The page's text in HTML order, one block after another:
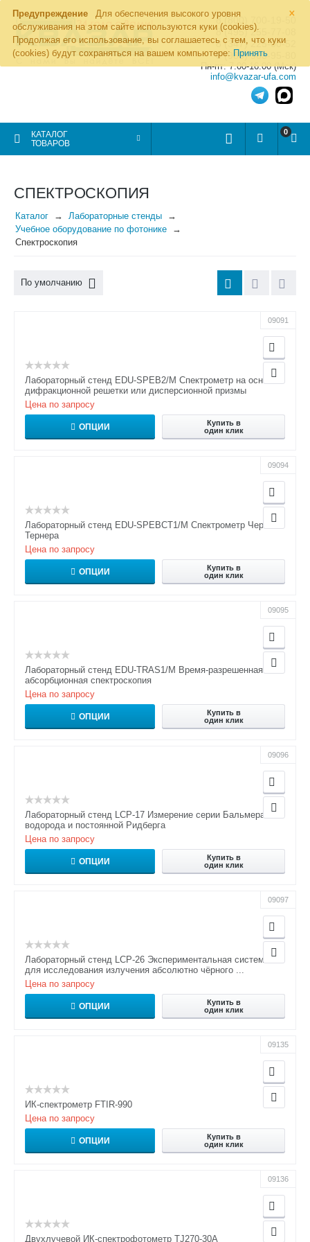
×
Предупреждение
Для обеспечения высокого уровня
обслуживания на этом сайте используются куки (cookies).
Продолжая его использование, вы соглашаетесь с тем, что куки
(cookies) будут сохраняться на вашем компьютере: Принять
8 (800) 700-19-50
8 (495) 255-77-08
8 (347) 225-00-52
8 (986) 963-95-80
Пн-пт: 7.00-16.00 (Мск)
info@kvazar-ufa.com
КАТАЛОГ
ТОВАРОВ
0
СПЕКТРОСКОПИЯ
Каталог
Лабораторные стенды
Учебное оборудование по фотонике
Спектроскопия
По умолчанию
09091
Лабораторный стенд EDU-SPEB2/M Спектрометр на основе
дифракционной решетки или дисперсионной призмы
Цена по запросу
ОПЦИИ
Купить в
один клик
09094
Лабораторный стенд EDU-SPEBCT1/M Спектрометр Черни-
Тернера
Цена по запросу
ОПЦИИ
Купить в
один клик
09095
Лабораторный стенд EDU-TRAS1/M Время-разрешенная
абсорбционная спектроскопия
Цена по запросу
ОПЦИИ
Купить в
один клик
09096
Лабораторный стенд LCP-17 Измерение серии Бальмера
водорода и постоянной Ридберга
Цена по запросу
ОПЦИИ
Купить в
один клик
09097
Лабораторный стенд LCP-26 Экспериментальная система
для исследования излучения абсолютно чёрного ...
Цена по запросу
ОПЦИИ
Купить в
один клик
09135
ИК-спектрометр FTIR-990
Цена по запросу
ОПЦИИ
Купить в
один клик
09136
Двухлучевой ИК-спектрофотометр TJ270-30A